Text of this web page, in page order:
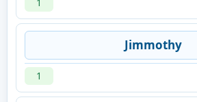
Jimmothy
1